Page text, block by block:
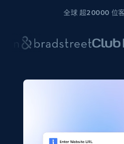
全球 超20000 位